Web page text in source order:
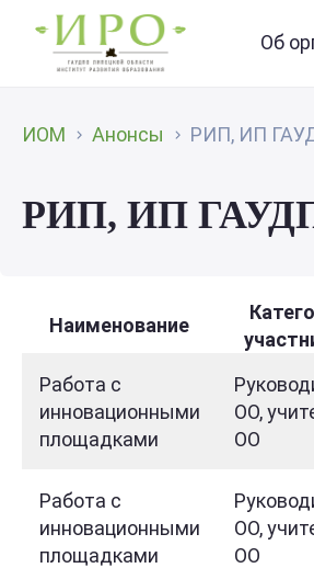
Об
ИОМ Анонсы РИП, ИП
РИП, ИП
Наименование
Работа с
инновационными
площадками
ОО,
ОО
Работа с
инновационными
площадками
ОО,
ОО